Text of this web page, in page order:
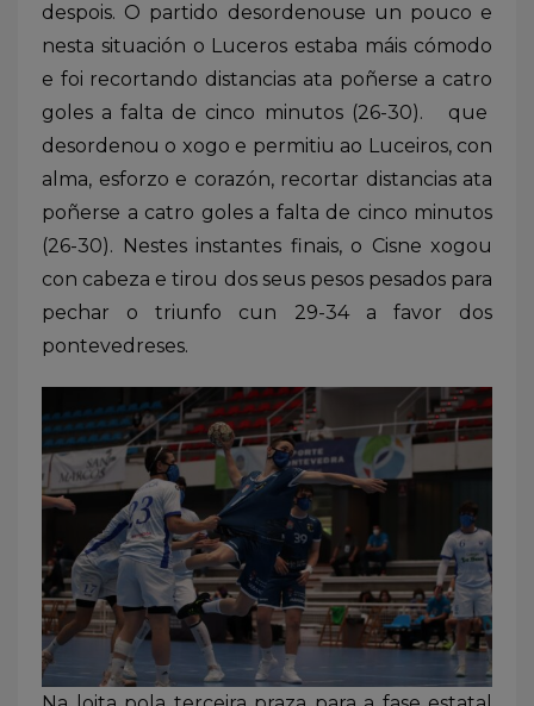
despois. O partido desordenouse un pouco e
nesta situación o Luceros estaba máis cómodo
e foi recortando distancias ata poñerse a catro
goles a falta de cinco minutos (26-30). que
desordenou o xogo e permitiu ao Luceiros, con
alma, esforzo e corazón, recortar distancias ata
poñerse a catro goles a falta de cinco minutos
(26-30). Nestes instantes finais, o Cisne xogou
con cabeza e tirou dos seus pesos pesados para
pechar o triunfo cun 29-34 a favor dos
pontevedreses.